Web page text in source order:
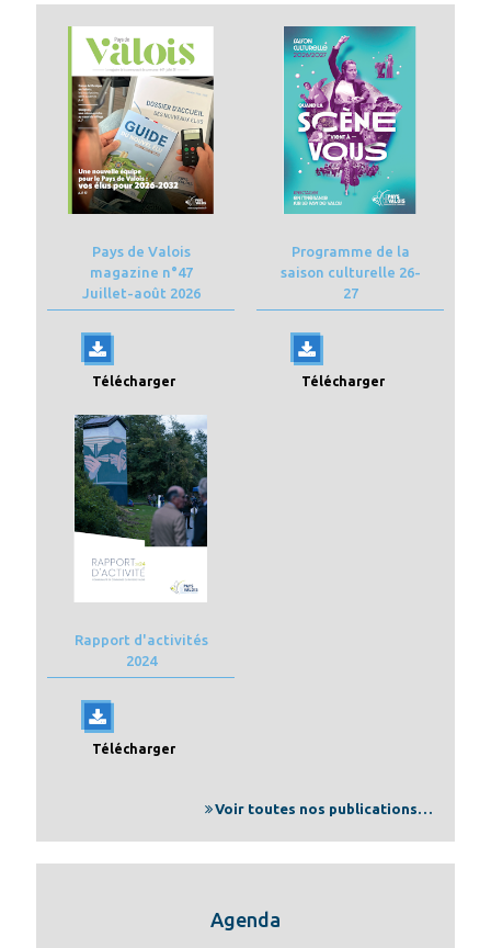
Pays de Valois
magazine n°47
Juillet-août 2026
Télécharger
Programme de la
saison culturelle 26-
27
Télécharger
Rapport d'activités
2024
Télécharger
Voir toutes nos publications…
Agenda